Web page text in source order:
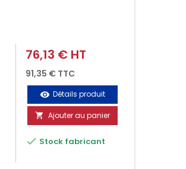
Prix
76,13 € HT
91,35 € TTC
visibility Détails produit
 Ajouter au panier
 Stock fabricant